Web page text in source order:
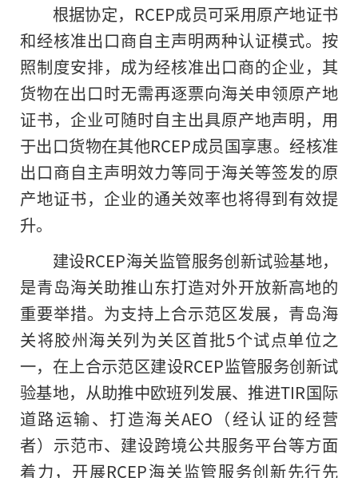
根据协定，RCEP成员可采用原产地证书
和经核准出口商自主声明两种认证模式。按
照制度安排，成为经核准出口商的企业，其
货物在出口时无需再逐票向海关申领原产地
证书，企业可随时自主出具原产地声明，用
于出口货物在其他RCEP成员国享惠。经核准
出口商自主声明效力等同于海关等签发的原
产地证书，企业的通关效率也将得到有效提
升。
建设RCEP海关监管服务创新试验基地，
是青岛海关助推山东打造对外开放新高地的
重要举措。为支持上合示范区发展，青岛海
关将胶州海关列为关区首批5个试点单位之
一，在上合示范区建设RCEP监管服务创新试
验基地，从助推中欧班列发展、推进TIR国际
道路运输、打造海关AEO（经认证的经营
者）示范市、建设跨境公共服务平台等方面
着力，开展RCEP海关监管服务创新先行先